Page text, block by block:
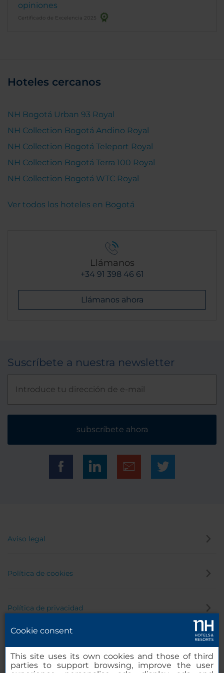
opiniones
Certificado de Excelencia 2025
Hoteles cercanos
NH Bogotá Urban 93 Royal
NH Collection Bogotá Andino Royal
NH Collection Bogotá Teleport Royal
NH Collection Bogotá Terra 100 Royal
NH Collection Bogotá WTC Royal
Ver todos los hoteles en Bogotá
Llámanos
+34 91 398 46 61
Llámanos ahora
Suscríbete a nuestra newsletter
subscríbete ahora
Aviso legal
Política de cookies
Política de privacidad
Cookie consent
This site uses its own cookies and those of third
parties to support browsing, improve the user